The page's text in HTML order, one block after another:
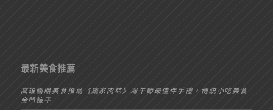
最新美食推薦
高雄團購美食推薦《龐家肉粽》端午節最佳伴手禮，傳統小吃美食
金門粽子